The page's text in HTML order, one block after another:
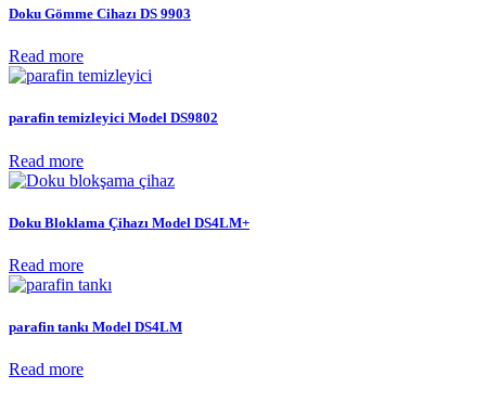
Doku Gömme Cihazı DS 9903
Read more
parafin temizleyici Model DS9802
Read more
Doku Bloklama Çihazı Model DS4LM+
Read more
parafin tankı Model DS4LM
Read more